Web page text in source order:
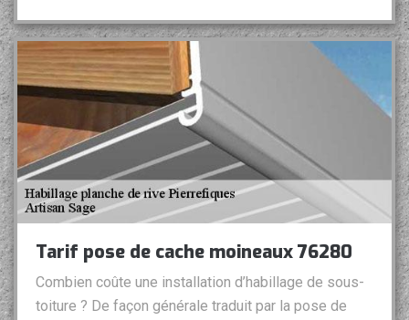
Tarif pose de cache moineaux 76280
Combien coûte une installation d’habillage de sous-
toiture ? De façon générale traduit par la pose de